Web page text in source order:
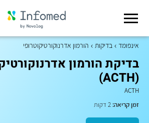
אינפומד בדיקות הורמון אדרנוקורטיקוטרופי
בדיקת הורמון
(ACTH)
ACTH
זמן קריאה: